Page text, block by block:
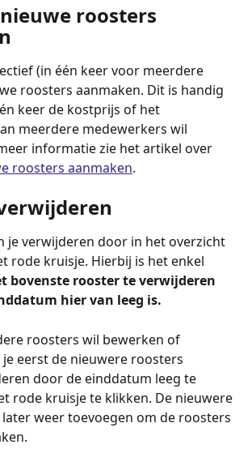
roosters
(in één keer voor meerdere
roosters aanmaken. Dit is handig
keer de kostprijs of het
meerdere medewerkers wil
informatie zie het artikel over
roosters aanmaken.
je verwijderen door in het overzicht
rode kruisje. Hierbij is het enkel
bovenste rooster te verwijderen
hier van leeg is.
roosters wil bewerken of
eerst de nieuwere roosters
door de einddatum leeg te
rode kruisje te klikken. De nieuwere
weer toevoegen om de roosters